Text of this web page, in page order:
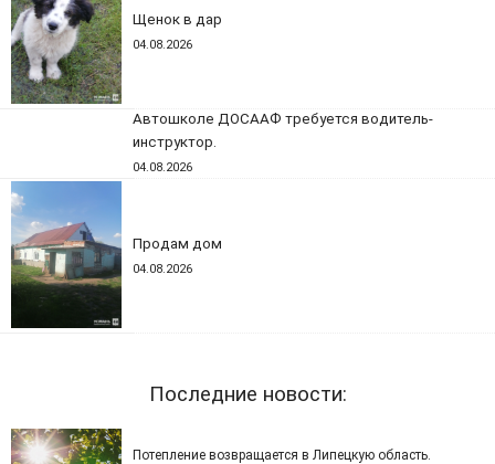
Щенок в дар
04.08.2026
Автошколе ДОСААФ требуется водитель-
инструктор.
04.08.2026
Продам дом
04.08.2026
Последние новости:
Потепление возвращается в Липецкую область.